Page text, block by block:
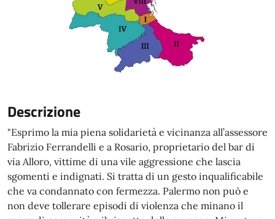
Descrizione
"Esprimo la mia piena solidarietà e vicinanza all’assessore
Fabrizio Ferrandelli e a Rosario, proprietario del bar di
via Alloro, vittime di una vile aggressione che lascia
sgomenti e indignati. Si tratta di un gesto inqualificabile
che va condannato con fermezza. Palermo non può e
non deve tollerare episodi di violenza che minano il